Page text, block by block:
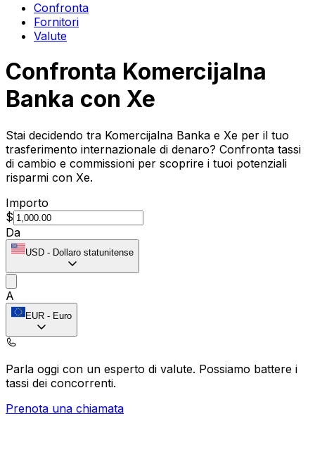
Confronta
Fornitori
Valute
Confronta Komercijalna
Banka con Xe
Stai decidendo tra Komercijalna Banka e Xe per il tuo
trasferimento internazionale di denaro? Confronta tassi
di cambio e commissioni per scoprire i tuoi potenziali
risparmi con Xe.
Importo
$
Da
USD - Dollaro statunitense
A
EUR - Euro
Parla oggi con un esperto di valute. Possiamo battere i
tassi dei concorrenti.
Prenota una chiamata